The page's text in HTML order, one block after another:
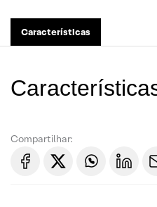
Características
Compartilhar: